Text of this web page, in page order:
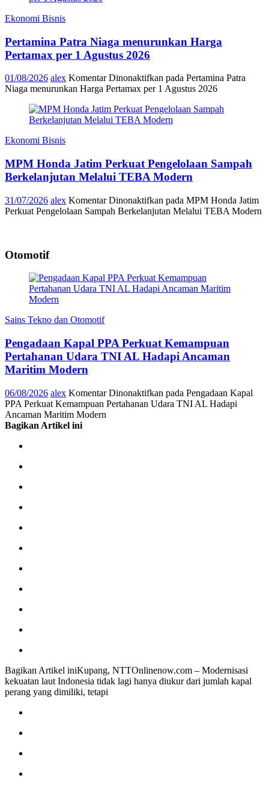
Ekonomi Bisnis
Pertamina Patra Niaga menurunkan Harga
Pertamax per 1 Agustus 2026
01/08/2026 alex Komentar Dinonaktifkan pada Pertamina Patra
Niaga menurunkan Harga Pertamax per 1 Agustus 2026
Ekonomi Bisnis
MPM Honda Jatim Perkuat Pengelolaan Sampah
Berkelanjutan Melalui TEBA Modern
31/07/2026 alex Komentar Dinonaktifkan pada MPM Honda Jatim
Perkuat Pengelolaan Sampah Berkelanjutan Melalui TEBA Modern
Otomotif
Sains Tekno dan Otomotif
Pengadaan Kapal PPA Perkuat Kemampuan
Pertahanan Udara TNI AL Hadapi Ancaman
Maritim Modern
06/08/2026 alex Komentar Dinonaktifkan pada Pengadaan Kapal
PPA Perkuat Kemampuan Pertahanan Udara TNI AL Hadapi
Ancaman Maritim Modern
Bagikan Artikel ini
Bagikan Artikel iniKupang, NTTOnlinenow.com – Modernisasi
kekuatan laut Indonesia tidak lagi hanya diukur dari jumlah kapal
perang yang dimiliki, tetapi